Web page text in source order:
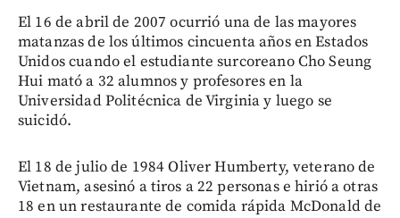
El 16 de abril de 2007 ocurrió una de las mayores
matanzas de los últimos cincuenta años en Estados
Unidos cuando el estudiante surcoreano Cho Seung
Hui mató a 32 alumnos y profesores en la
Universidad Politécnica de Virginia y luego se
suicidó.
El 18 de julio de 1984 Oliver Humberty, veterano de
Vietnam, asesinó a tiros a 22 personas e hirió a otras
18 en un restaurante de comida rápida McDonald de